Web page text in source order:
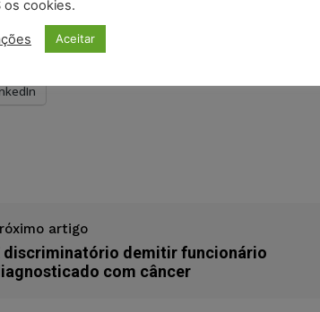
Telegram
artigo
discriminatório demitir funcionário
com câncer
os cookies.
Aceitar